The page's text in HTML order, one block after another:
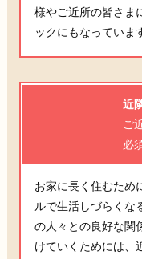
様やご近所の皆さま
ックにもなっていま
近
ご
必
お家に長く住むため
ルで生活しづらくな
の人々との良好な関
けていくためには、